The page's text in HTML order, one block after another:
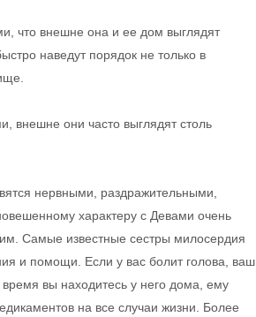
что внешне она и ее дом выглядят
наведут порядок не только в
внешне они часто выглядят столь
нервными, раздражительными,
характеру с Девами очень
Самые известные сестры милосердия
и помощи. Если у вас болит голова, ваш
время вы находитесь у него дома, ему
на все случаи жизни. Более